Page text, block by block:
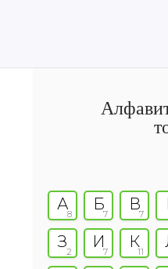
А
8
Б
7
В
7
З
2
И
7
К
11